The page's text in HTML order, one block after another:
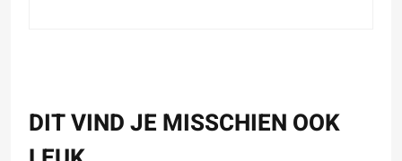
DIT VIND JE MISSCHIEN OOK